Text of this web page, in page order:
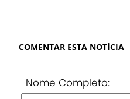
COMENTAR ESTA NOTÍCIA
Nome Completo: